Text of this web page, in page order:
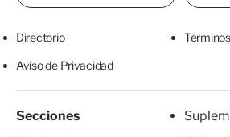
Directorio
Aviso de Privacidad
Secciones